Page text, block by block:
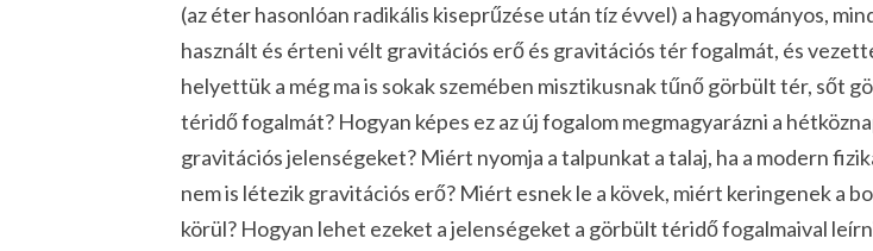
(azéterhasonlóan radikális kiseprűzése után tíz évvel) a hagyományos,
használt és érteni vélt gravitációs erőés gravitációs térfogalmát, és
helyettük a még ma is sokak szemében misztikusnak tűnőgörbült tér, sőt
téridőfogalmát? Hogyan képes ez az új fogalom megmagyarázni a
gravitációs jelenségeket? Miért nyomja a talpunkat a talaj, ha a modern
nem is létezik gravitációs erő? Miért esnek le a kövek, miért keringenek a
körül? Hogyan lehet ezeket a jelenségeket a görbült téridő fogalmaival